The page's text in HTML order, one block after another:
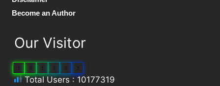
Become an Author
Our Visitor
1 1 7 7 3
Total Users : 10177319